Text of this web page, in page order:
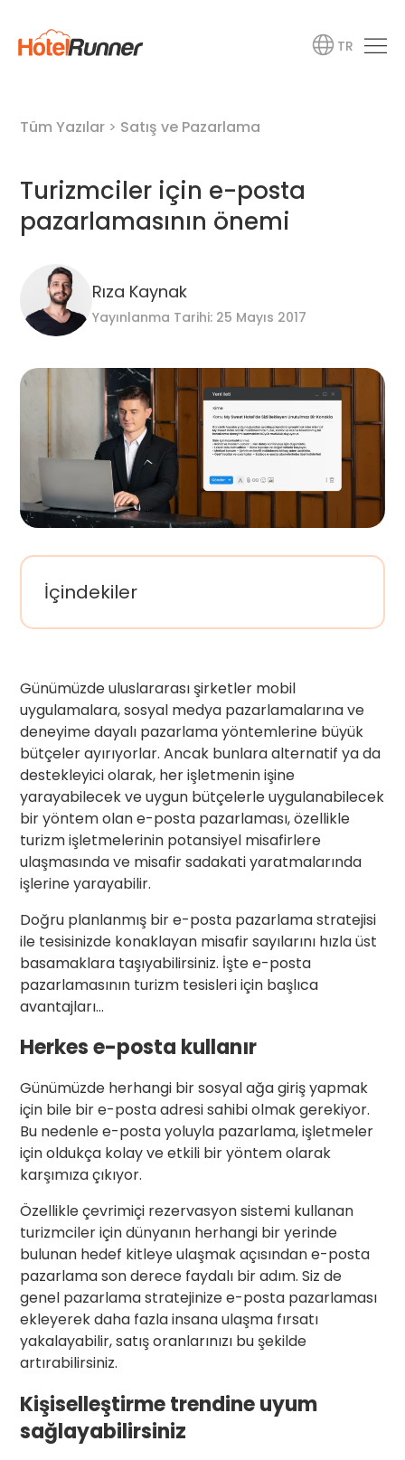
TR
Tüm Yazılar > Satış ve Pazarlama
Turizmciler için e-posta
pazarlamasının önemi
Rıza Kaynak
Yayınlanma Tarihi: 25 Mayıs 2017
İçindekiler
Günümüzde uluslararası şirketler mobil
uygulamalara, sosyal medya pazarlamalarına ve
deneyime dayalı pazarlama yöntemlerine büyük
bütçeler ayırıyorlar. Ancak bunlara alternatif ya da
destekleyici olarak, her işletmenin işine
yarayabilecek ve uygun bütçelerle uygulanabilecek
bir yöntem olan e-posta pazarlaması, özellikle
turizm işletmelerinin potansiyel misafirlere
ulaşmasında ve misafir sadakati yaratmalarında
işlerine yarayabilir.
Doğru planlanmış bir e-posta pazarlama stratejisi
ile tesisinizde konaklayan misafir sayılarını hızla üst
basamaklara taşıyabilirsiniz. İşte e-posta
pazarlamasının turizm tesisleri için başlıca
avantajları…
Herkes e-posta kullanır
Günümüzde herhangi bir sosyal ağa giriş yapmak
için bile bir e-posta adresi sahibi olmak gerekiyor.
Bu nedenle e-posta yoluyla pazarlama, işletmeler
için oldukça kolay ve etkili bir yöntem olarak
karşımıza çıkıyor.
Özellikle çevrimiçi rezervasyon sistemi kullanan
turizmciler için dünyanın herhangi bir yerinde
bulunan hedef kitleye ulaşmak açısından e-posta
pazarlama son derece faydalı bir adım. Siz de
genel pazarlama stratejinize e-posta pazarlaması
ekleyerek daha fazla insana ulaşma fırsatı
yakalayabilir, satış oranlarınızı bu şekilde
artırabilirsiniz.
Kişiselleştirme trendine uyum
sağlayabilirsiniz